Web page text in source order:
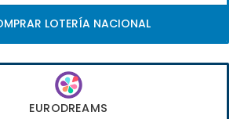
LOTERÍA NACIONAL
EURODREAMS